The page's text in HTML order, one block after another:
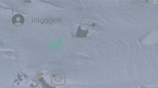
Inloggen